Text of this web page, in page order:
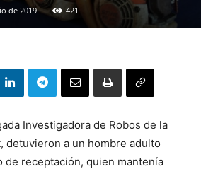
de 2019 421
Investigadora de Robos de la
detuvieron a un hombre adulto
de receptación, quien mantenía